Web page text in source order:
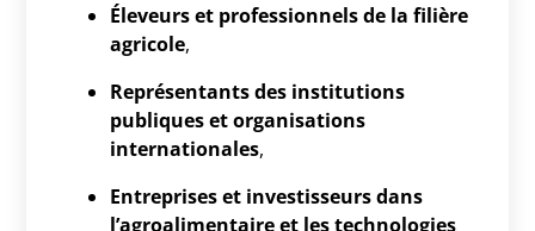
Éleveurs et professionnels de la filière
agricole,
Représentants des institutions
publiques et organisations
internationales,
Entreprises et investisseurs dans
l’agroalimentaire et les technologies